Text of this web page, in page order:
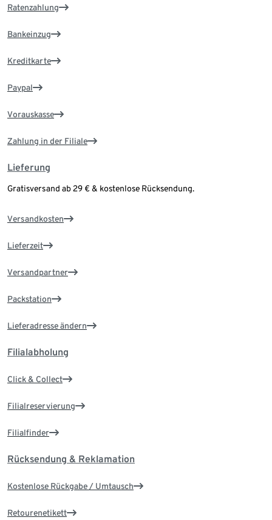
Ratenzahlung
Bankeinzug
Kreditkarte
Paypal
Vorauskasse
Zahlung in der Filiale
Lieferung
Gratisversand ab 29 € & kostenlose Rücksendung.
Versandkosten
Lieferzeit
Versandpartner
Packstation
Lieferadresse ändern
Filialabholung
Click & Collect
Filialreservierung
Filialfinder
Rücksendung & Reklamation
Kostenlose Rückgabe / Umtausch
Retourenetikett